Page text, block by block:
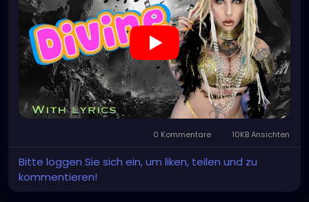
🔥🎶❤️‍🔥 MY ART & ORIGINAL MUSIC!!! 🥰 ➡️
XZanthia.com
YOUTUBE.com/XZanthiaMUSIC
#hellpop#creaturecosplay#monstercosplay
#monstercore#creaturecore
#dommymommy
#goth
https://youtu.be/2a2DdgL2HIg
0 Kommentare 10KB Ansichten
Bitte loggen Sie sich ein, um liken, teilen und zu
kommentieren!